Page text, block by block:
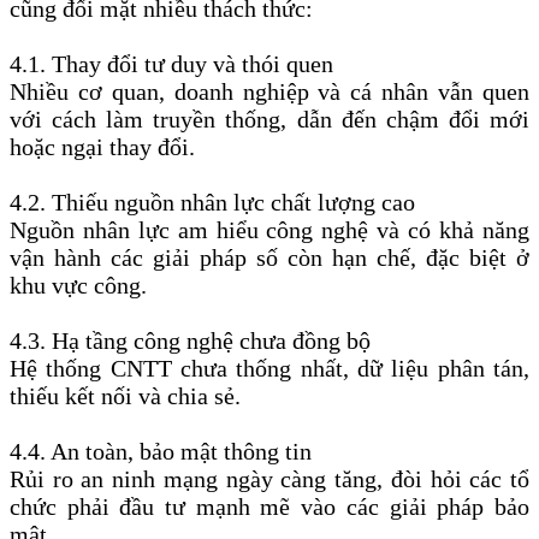
cũng đối mặt nhiều thách thức:
4.1. Thay đổi tư duy và thói quen
Nhiều cơ quan, doanh nghiệp và cá nhân vẫn quen
với cách làm truyền thống, dẫn đến chậm đổi mới
hoặc ngại thay đổi.
4.2. Thiếu nguồn nhân lực chất lượng cao
Nguồn nhân lực am hiểu công nghệ và có khả năng
vận hành các giải pháp số còn hạn chế, đặc biệt ở
khu vực công.
4.3. Hạ tầng công nghệ chưa đồng bộ
Hệ thống CNTT chưa thống nhất, dữ liệu phân tán,
thiếu kết nối và chia sẻ.
4.4. An toàn, bảo mật thông tin
Rủi ro an ninh mạng ngày càng tăng, đòi hỏi các tổ
chức phải đầu tư mạnh mẽ vào các giải pháp bảo